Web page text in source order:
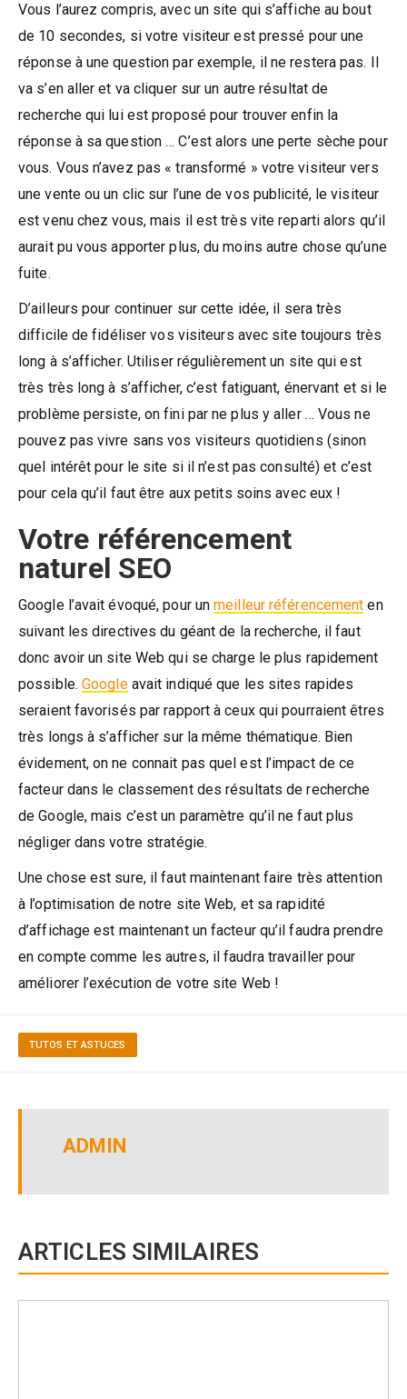
Vous l’aurez compris, avec un site qui s’affiche au bout
de 10 secondes, si votre visiteur est pressé pour une
réponse à une question par exemple, il ne restera pas. Il
va s’en aller et va cliquer sur un autre résultat de
recherche qui lui est proposé pour trouver enfin la
réponse à sa question … C’est alors une perte sèche pour
vous. Vous n’avez pas « transformé » votre visiteur vers
une vente ou un clic sur l’une de vos publicité, le visiteur
est venu chez vous, mais il est très vite reparti alors qu’il
aurait pu vous apporter plus, du moins autre chose qu’une
fuite.
D’ailleurs pour continuer sur cette idée, il sera très
difficile de fidéliser vos visiteurs avec site toujours très
long à s’afficher. Utiliser régulièrement un site qui est
très très long à s’afficher, c’est fatiguant, énervant et si le
problème persiste, on fini par ne plus y aller … Vous ne
pouvez pas vivre sans vos visiteurs quotidiens (sinon
quel intérêt pour le site si il n’est pas consulté) et c’est
pour cela qu’il faut être aux petits soins avec eux !
Votre référencement
naturel SEO
Google l’avait évoqué, pour unmeilleur référencement en
suivant les directives du géant de la recherche, il faut
donc avoir un site Web qui se charge le plus rapidement
possible. Googleavait indiqué que les sites rapides
seraient favorisés par rapport à ceux qui pourraient êtres
très longs à s’afficher sur la même thématique. Bien
évidement, on ne connait pas quel est l’impact de ce
facteur dans le classement des résultats de recherche
de Google, mais c’est un paramètre qu’il ne faut plus
négliger dans votre stratégie.
Une chose est sure, il faut maintenant faire très attention
à l’optimisation de notre site Web, et sa rapidité
d’affichage est maintenant un facteur qu’il faudra prendre
en compte comme les autres, il faudra travailler pour
améliorer l’exécution de votre site Web !
TUTOS ET ASTUCES
ADMIN
ARTICLES SIMILAIRES